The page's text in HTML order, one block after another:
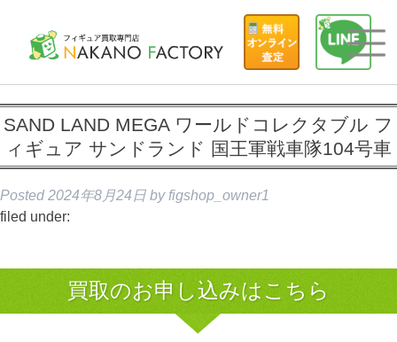
SAND LAND MEGA ワールドコレクタブル フ
ィギュア サンドランド 国王軍戦車隊104号車
Posted 2024年8月24日 by figshop_owner1
filed under:
買取のお申し込みはこちら